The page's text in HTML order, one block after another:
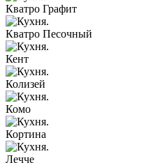
Кватро Графит
Кватро Песочный
Кент
Колизей
Комо
Кортина
Лечче